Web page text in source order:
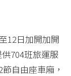
12日加開加開
704班旅運服
自由座車廂，